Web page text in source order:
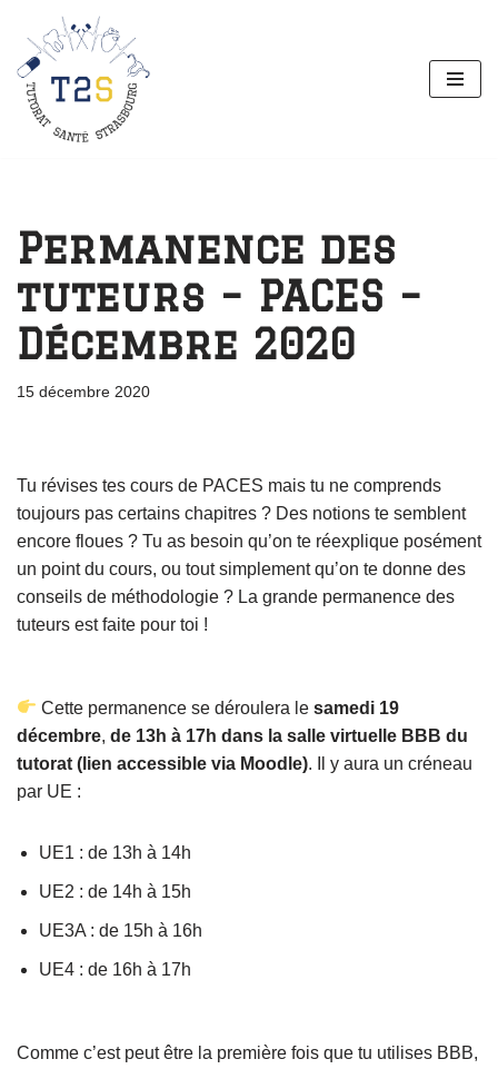
Aller
au
contenu
Permanence des
tuteurs – PACES –
Décembre 2020
15 décembre 2020
Tu révises tes cours de PACES mais tu ne comprends
toujours pas certains chapitres ? Des notions te semblent
encore floues ? Tu as besoin qu’on te réexplique posément
un point du cours, ou tout simplement qu’on te donne des
conseils de méthodologie ? La grande permanence des
tuteurs est faite pour toi !
Cette permanence se déroulera lesamedi 19
décembre, de 13h à 17h dans la salle virtuelle BBB du
tutorat (lien accessible via Moodle). Il y aura un créneau
par UE :
UE1 : de 13h à 14h
UE2 : de 14h à 15h
UE3A : de 15h à 16h
UE4 : de 16h à 17h
Comme c’est peut être la première fois que tu utilises BBB,